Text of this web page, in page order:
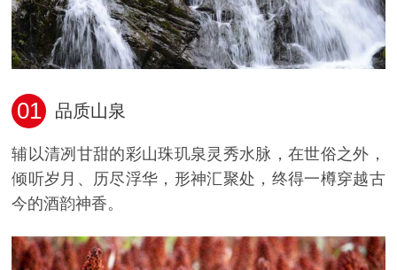
01 品质山泉
辅以清冽甘甜的彩山珠玑泉灵秀水脉，在世俗之外，
倾听岁月、历尽浮华，形神汇聚处，终得一樽穿越古
今的酒韵神香。